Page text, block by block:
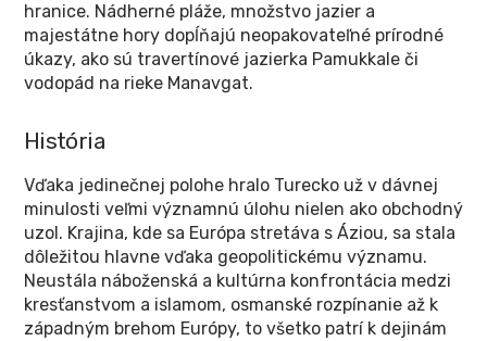
hranice. Nádherné pláže, množstvo jazier a
majestátne hory dopĺňajú neopakovateľné prírodné
úkazy, ako sú travertínové jazierka Pamukkale či
vodopád na rieke Manavgat.
História
Vďaka jedinečnej polohe hralo Turecko už v dávnej
minulosti veľmi významnú úlohu nielen ako obchodný
uzol. Krajina, kde sa Európa stretáva s Áziou, sa stala
dôležitou hlavne vďaka geopolitickému významu.
Neustála náboženská a kultúrna konfrontácia medzi
kresťanstvom a islamom, osmanské rozpínanie až k
západným brehom Európy, to všetko patrí k dejinám